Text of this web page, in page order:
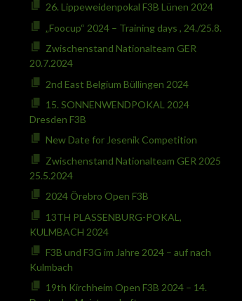
26. Lippeweidenpokal F3B Lünen 2024
„Foocup“ 2024 – Training days , 24./25.8.
Zwischenstand Nationalteam GER
20.7.2024
2nd East Belgium Büllingen 2024
15. SONNENWENDPOKAL 2024
Dresden F3B
New Date for Jesenik Competition
Zwischenstand Nationalteam GER 2025
25.5.2024
2024 Örebro Open F3B
13TH PLASSENBURG-POKAL,
KULMBACH 2024
F3B und F3G im Jahre 2024 – auf nach
Kulmbach
19th Kirchheim Open F3B 2024 – 14.